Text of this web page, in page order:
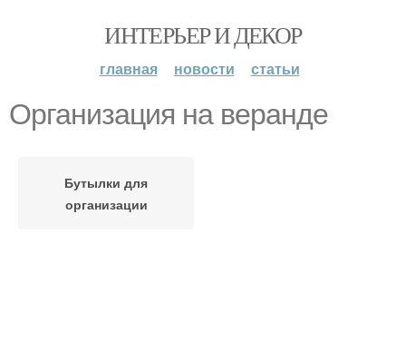
ИНТЕРЬЕР И ДЕКОР
главная новости статьи
Организация на веранде
Бутылки для
организации